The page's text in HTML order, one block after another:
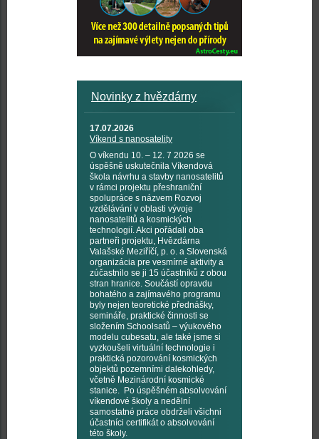
Novinky z hvězdárny
17.07.2026
Víkend s nanosatelity
O víkendu 10. – 12. 7 2026 se
úspěšně uskutečnila Víkendová
škola návrhu a stavby nanosatelitů
v rámci projektu přeshraniční
spolupráce s názvem Rozvoj
vzdělávání v oblasti vývoje
nanosatelitů a kosmických
technologií. Akci pořádali oba
partneři projektu, Hvězdárna
Valašské Meziříčí, p. o. a Slovenská
organizácia pre vesmírné aktivity a
zúčastnilo se ji 15 účastníků z obou
stran hranice. Součástí opravdu
bohatého a zajímavého programu
byly nejen teoretické přednášky,
semináře, praktické činnosti se
složením Schoolsatů – výukového
modelu cubesatu, ale také jsme si
vyzkoušeli virtuální technologie i
praktická pozorování kosmických
objektů pozemními dalekohledy,
včetně Mezinárodní kosmické
stanice. Po úspěšném absolvování
víkendové školy a nedělní
samostatné práce obdrželi všichni
účastníci certifikát o absolvování
této školy.